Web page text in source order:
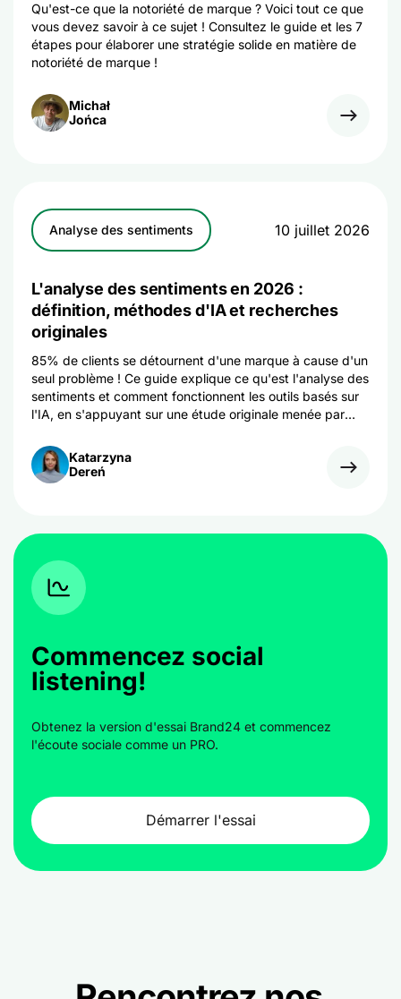
Qu'est-ce que la notoriété de marque ? Voici tout ce que
vous devez savoir à ce sujet ! Consultez le guide et les 7
étapes pour élaborer une stratégie solide en matière de
notoriété de marque !
Michał
Jońca
Analyse des sentiments 10 juillet 2026
L'analyse des sentiments en 2026 :
définition, méthodes d'IA et recherches
originales
85% de clients se détournent d'une marque à cause d'un
seul problème ! Ce guide explique ce qu'est l'analyse des
sentiments et comment fonctionnent les outils basés sur
l'IA, en s'appuyant sur une étude originale menée par
Katarzyna
Dereń
Commencez social
listening!
Obtenez la version d'essai Brand24 et commencez
l'écoute sociale comme un PRO.
Démarrer l'essai